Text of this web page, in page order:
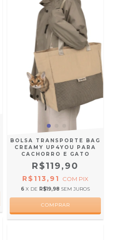
BOLSA TRANSPORTE BAG
CREAMY UP4YOU PARA
CACHORRO E GATO
R$119,90
R$113,91 COM PIX
6 X DE R$19,98 SEM JUROS